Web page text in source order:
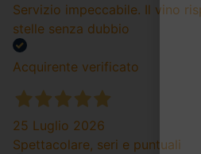
Servizio impeccabile. Il vino
stelle senza dubbio
Acquirente verificato
25 Luglio 2026
Spettacolare, seri e puntuali